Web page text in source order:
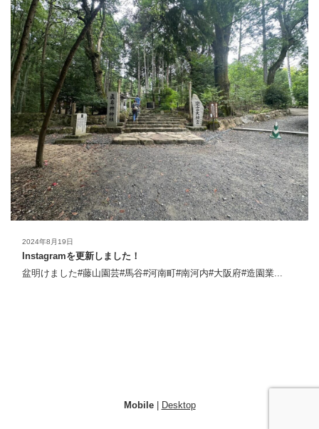
2024年8月19日
Instagramを更新しました！
盆明けました#藤山園芸#馬谷#河南町#南河内#大阪府#造園業...
Mobile| Desktop